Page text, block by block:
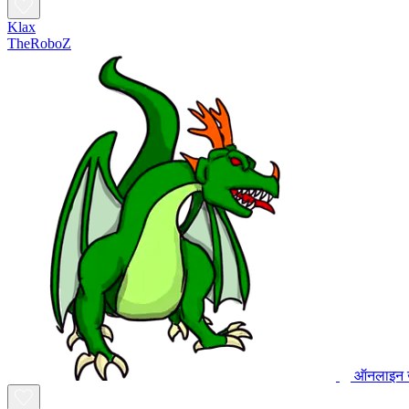
Klax
TheRoboZ